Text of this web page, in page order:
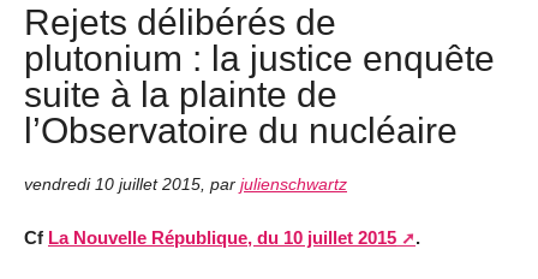
Rejets délibérés de
plutonium : la justice enquête
suite à la plainte de
l’Observatoire du nucléaire
vendredi 10 juillet 2015 par julienschwartz
Cf La Nouvelle République, du 10 juillet 2015 .